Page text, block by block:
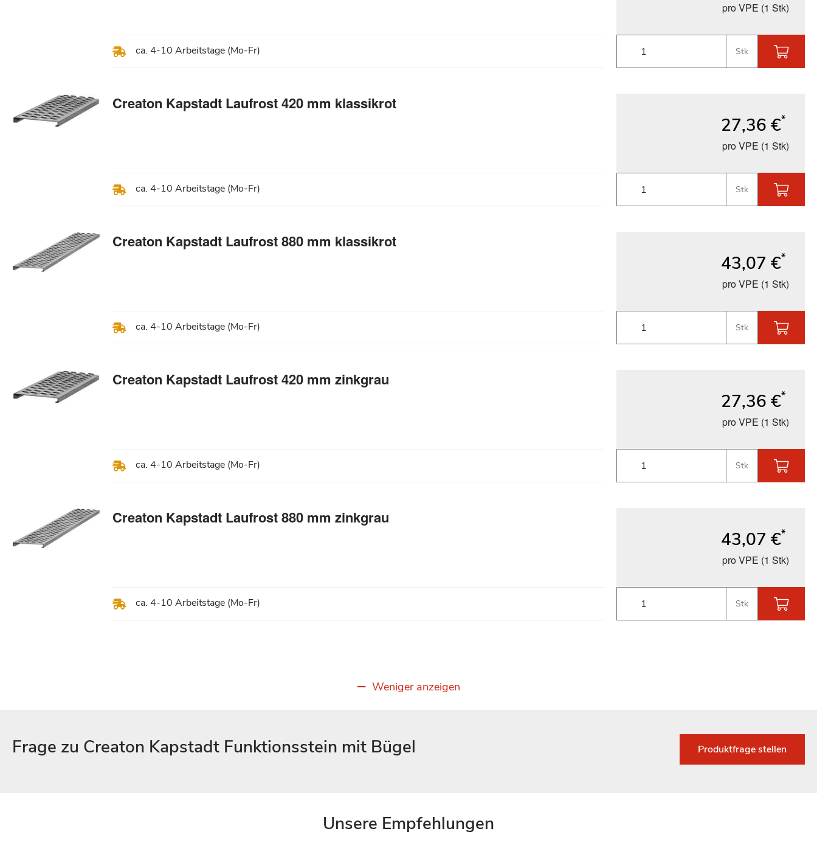
ca. 4-10 Arbeitstage (Mo-Fr)
pro VPE (1 Stk)
Stk
Creaton Kapstadt Laufrost 420 mm klassikrot
ca. 4-10 Arbeitstage (Mo-Fr)
27,36 €*
pro VPE (1 Stk)
Stk
Creaton Kapstadt Laufrost 880 mm klassikrot
ca. 4-10 Arbeitstage (Mo-Fr)
43,07 €*
pro VPE (1 Stk)
Stk
Creaton Kapstadt Laufrost 420 mm zinkgrau
ca. 4-10 Arbeitstage (Mo-Fr)
27,36 €*
pro VPE (1 Stk)
Stk
Creaton Kapstadt Laufrost 880 mm zinkgrau
ca. 4-10 Arbeitstage (Mo-Fr)
43,07 €*
pro VPE (1 Stk)
Stk
Weniger anzeigen
Frage zu Creaton Kapstadt Funktionsstein mit Bügel Produktfrage stellen
Unsere Empfehlungen